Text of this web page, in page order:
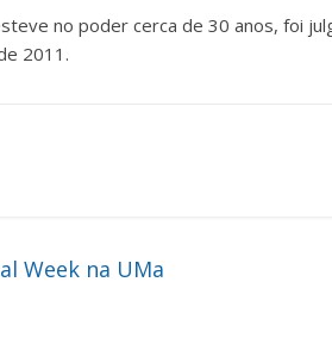
no poder cerca de 30 anos, foi
2011.
Week na UMa